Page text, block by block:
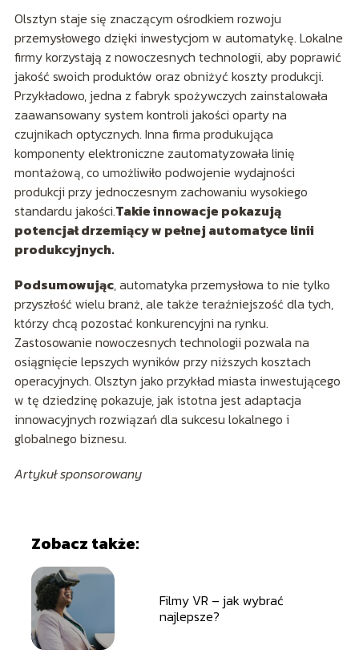
Olsztyn staje się znaczącym ośrodkiem rozwoju
przemysłowego dzięki inwestycjom w automatykę. Lokalne
firmy korzystają z nowoczesnych technologii, aby poprawić
jakość swoich produktów oraz obniżyć koszty produkcji.
Przykładowo, jedna z fabryk spożywczych zainstalowała
zaawansowany system kontroli jakości oparty na
czujnikach optycznych. Inna firma produkująca
komponenty elektroniczne zautomatyzowała linię
montażową, co umożliwiło podwojenie wydajności
produkcji przy jednoczesnym zachowaniu wysokiego
standardu jakości.Takie innowacje pokazują
potencjał drzemiący w pełnej automatyce linii
produkcyjnych.
Podsumowując, automatyka przemysłowa to nie tylko
przyszłość wielu branż, ale także teraźniejszość dla tych,
którzy chcą pozostać konkurencyjni na rynku.
Zastosowanie nowoczesnych technologii pozwala na
osiągnięcie lepszych wyników przy niższych kosztach
operacyjnych. Olsztyn jako przykład miasta inwestującego
w tę dziedzinę pokazuje, jak istotna jest adaptacja
innowacyjnych rozwiązań dla sukcesu lokalnego i
globalnego biznesu.
Artykuł sponsorowany
Zobacz także:
Filmy VR – jak wybrać
najlepsze?